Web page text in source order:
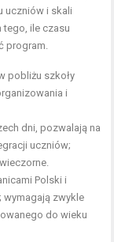
uczniów i skali
tego, ile czasu
program.
pobliżu szkoły
i
dni, pozwalają na
uczniów;
Polski i
wymagają zwykle
do wieku